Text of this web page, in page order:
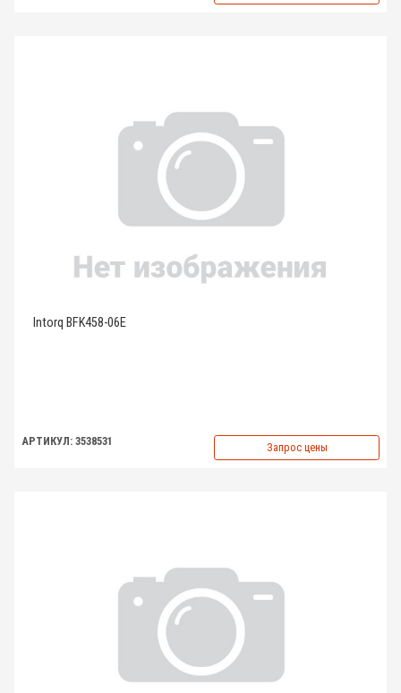
Intorq BFK458-06E
АРТИКУЛ: 3538531 Запрос цены